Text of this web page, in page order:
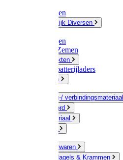
Plasticzakken
Huishoudelijk Diversen
Zaksluitingen
Sponzen / Zemen
Zeepprodukten
Batterij & batterijladers
Zaklampen
Verpakking-/ verbindingsmateriaal
Touw / Koord
Afdekmateriaal
Kleine ijzerwaren
Spijkers, Nagels & Krammen